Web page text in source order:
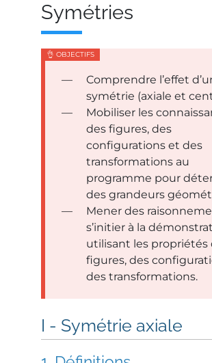
Symétries
Comprendre l’effet
symétrie (axiale et
Mobiliser les
des figures, des
configurations et des
transformations au
programme pour
des grandeurs
Mener des
s’initier à la
utilisant les propriétés
figures, des
des transformations.
Symétrie axiale